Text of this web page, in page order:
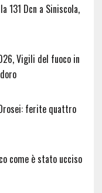
131 Dcn a Siniscola,
Vigili del fuoco in
ferite quattro
come è stato ucciso